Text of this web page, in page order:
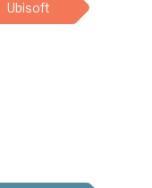
Ubisoft